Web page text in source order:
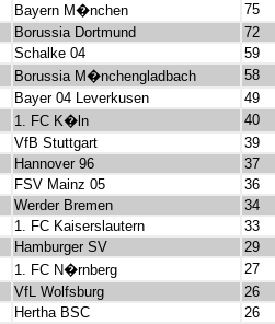
Bayern M�nchen
75
Borussia Dortmund
72
Schalke 04
59
Borussia M�nchengladbach
58
Bayer 04 Leverkusen
49
1. FC K�ln
40
VfB Stuttgart
39
Hannover 96
37
FSV Mainz 05
36
Werder Bremen
34
1. FC Kaiserslautern
33
Hamburger SV
29
1. FC N�rnberg
27
VfL Wolfsburg
26
Hertha BSC
26